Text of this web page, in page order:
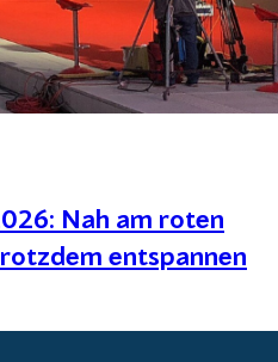
Nah am roten
entspannen